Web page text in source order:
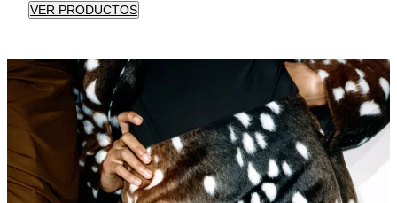
VER PRODUCTOS